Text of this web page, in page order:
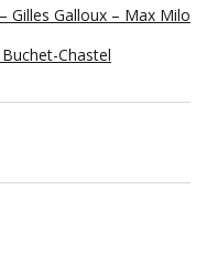
Gilles Galloux – Max Milo
Chastel